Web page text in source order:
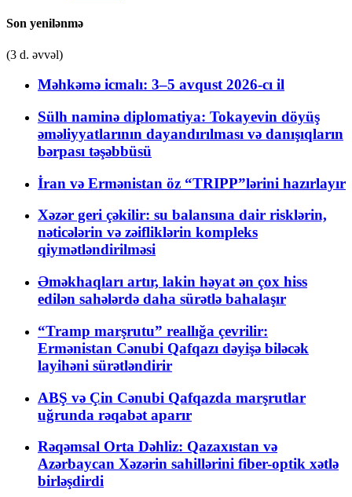
Son yenilənmə
(3 d. əvvəl)
Məhkəmə icmalı: 3–5 avqust 2026-cı il
Sülh naminə diplomatiya: Tokayevin döyüş
əməliyyatlarının dayandırılması və danışıqların
bərpası təşəbbüsü
İran və Ermənistan öz “TRIPP”lərini hazırlayır
Xəzər geri çəkilir: su balansına dair risklərin,
nəticələrin və zəifliklərin kompleks
qiymətləndirilməsi
Əməkhaqları artır, lakin həyat ən çox hiss
edilən sahələrdə daha sürətlə bahalaşır
“Tramp marşrutu” reallığa çevrilir:
Ermənistan Cənubi Qafqazı dəyişə biləcək
layihəni sürətləndirir
ABŞ və Çin Cənubi Qafqazda marşrutlar
uğrunda rəqabət aparır
Rəqəmsal Orta Dəhliz: Qazaxıstan və
Azərbaycan Xəzərin sahillərini fiber-optik xətlə
birləşdirdi